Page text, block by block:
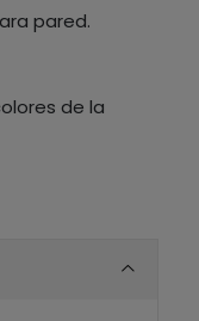
pared.
de la